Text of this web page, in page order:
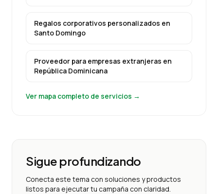
Regalos corporativos personalizados en
Santo Domingo
Proveedor para empresas extranjeras en
República Dominicana
Ver mapa completo de servicios →
Sigue profundizando
Conecta este tema con soluciones y productos
listos para ejecutar tu campaña con claridad.